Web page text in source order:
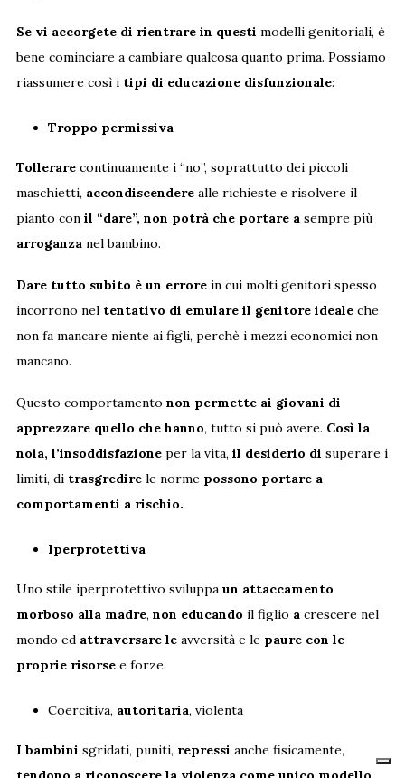
Se vi accorgete di rientrare in questi modelli genitoriali, è
bene cominciare a cambiare qualcosa quanto prima. Possiamo
riassumere così i tipi di educazione disfunzionale:
Troppo permissiva
Tollerarecontinuamente i “no”, soprattutto dei piccoli
maschietti, accondiscenderealle richieste e risolvere il
pianto con il “dare”, non potrà che portare asempre più
arroganzanel bambino.
Dare tutto subito è un errorein cui molti genitori spesso
incorrono nel tentativo di emulare il genitore idealeche
non fa mancare niente ai figli, perchè i mezzi economici non
mancano.
Questo comportamento non permette ai giovani di
apprezzare quello che hanno, tutto si può avere. Così la
noia, l’insoddisfazioneper la vita, il desiderio di superare i
limiti, di trasgredirele norme possono portare a
comportamenti a rischio.
Iperprotettiva
Uno stile iperprotettivo sviluppa un attaccamento
morboso alla madre, non educando il figlio acrescere nel
mondo ed attraversare leavversità e le paure con le
proprie risorsee forze.
Coercitiva, autoritaria, violenta
I bambini sgridati, puniti, repressi anche fisicamente,